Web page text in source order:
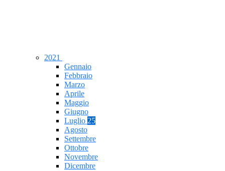
2021
Gennaio
Febbraio
Marzo
Aprile
Maggio
Giugno
Luglio 25
Agosto
Settembre
Ottobre
Novembre
Dicembre